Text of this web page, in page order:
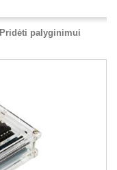
Pridėti palyginimui